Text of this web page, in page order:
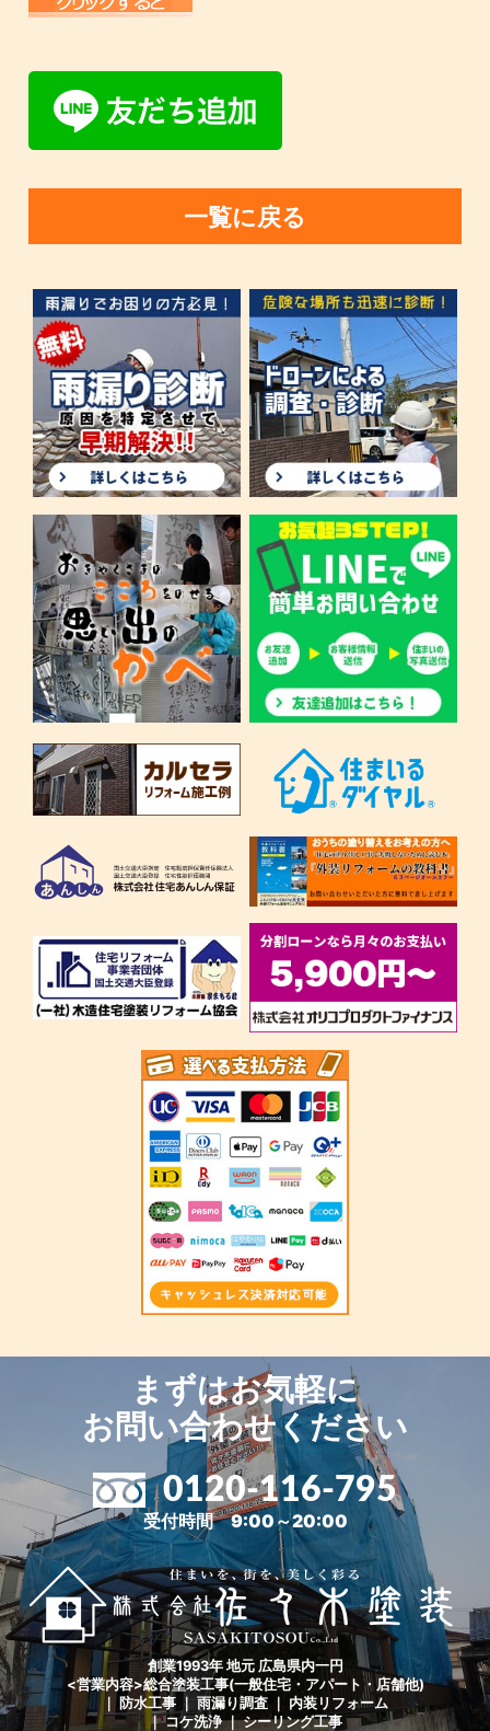
一覧に戻る
まずはお気軽に
お問い合わせください
0120-116-795
受付時間 9:00～20:00
創業1993年 地元 広島県内一円
<営業内容>総合塗装工事(一般住宅・アパート・店舗他)
｜ 防水工事 ｜ 雨漏り調査 ｜ 内装リフォーム
｜ コケ洗浄 ｜ シーリング工事